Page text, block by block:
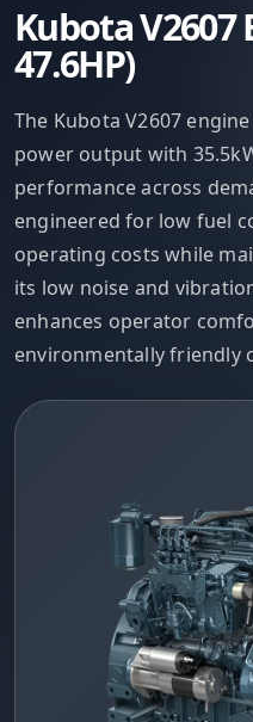
Kubota V2607
47.6HP)
The Kubota V2607
power output with
performance across
engineered for low fuel
operating costs while
its low noise and
enhances operator
environmentally friendly